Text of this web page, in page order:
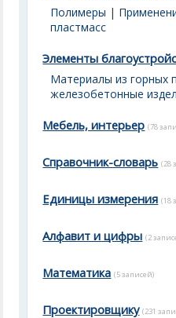
Полимеры |
пластмасс
Элементы
Материалы из горных
железобетонные
Мебель, интерьер (78
Справочник-словарь (28
Единицы измерения (18
Алфавит и цифры (2
Математика (5 записей)
Проектировщику (231